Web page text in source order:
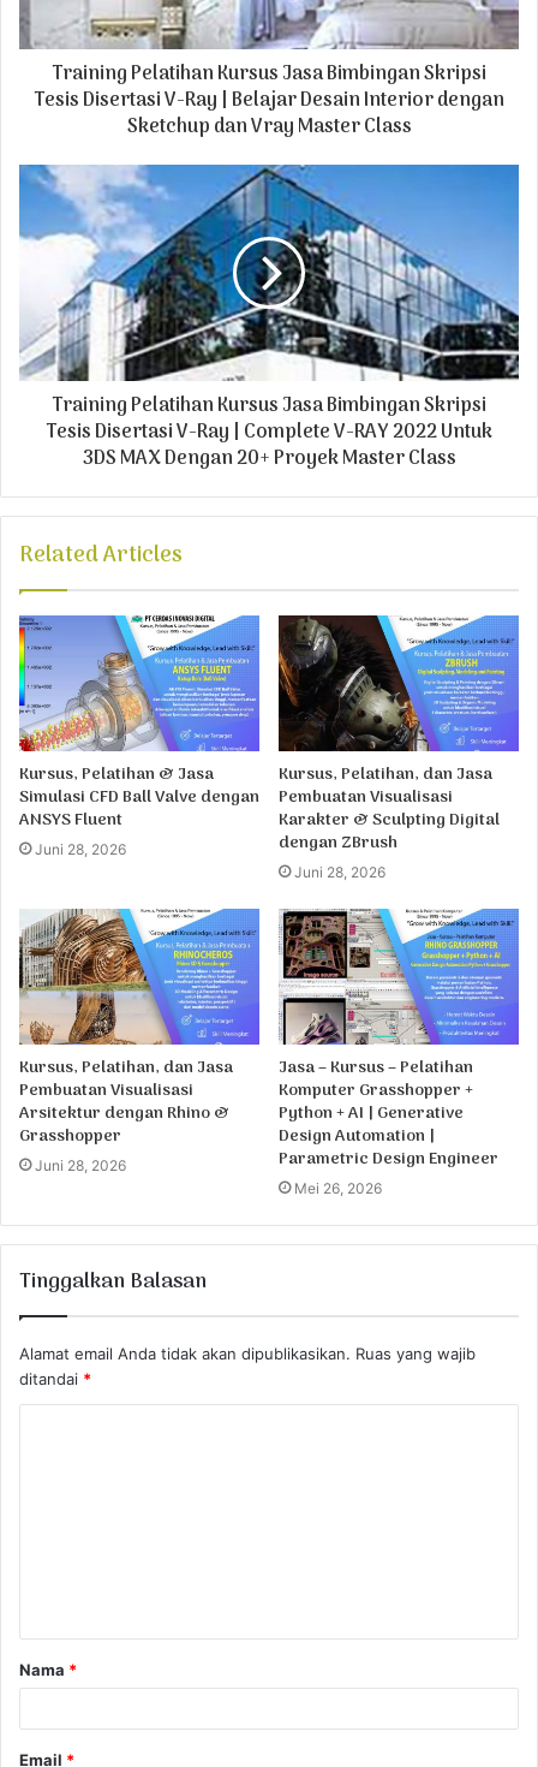
a
s
Training Pelatihan Kursus Jasa Bimbingan Skripsi
Tesis Disertasi V-Ray | Belajar Desain Interior dengan
Sketchup dan Vray Master Class
Training Pelatihan Kursus Jasa Bimbingan Skripsi
Tesis Disertasi V-Ray | Complete V-RAY 2022 Untuk
3DS MAX Dengan 20+ Proyek Master Class
Related Articles
Kursus, Pelatihan & Jasa
Simulasi CFD Ball Valve dengan
ANSYS Fluent
Juni 28, 2026
Kursus, Pelatihan, dan Jasa
Pembuatan Visualisasi
Karakter & Sculpting Digital
dengan ZBrush
Juni 28, 2026
Kursus, Pelatihan, dan Jasa
Pembuatan Visualisasi
Arsitektur dengan Rhino &
Grasshopper
Juni 28, 2026
Jasa – Kursus – Pelatihan
Komputer Grasshopper +
Python + AI | Generative
Design Automation |
Parametric Design Engineer
Mei 26, 2026
Tinggalkan Balasan
Alamat email Anda tidak akan dipublikasikan. Ruas yang wajib
ditandai *
a
r
Nama *
Email *